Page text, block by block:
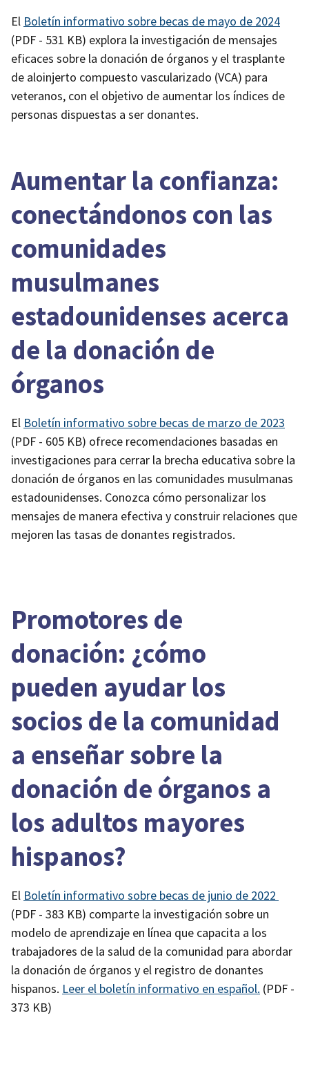
El Boletín informativo sobre becas de mayo de 2024
(PDF - 531 KB) explora la investigación de mensajes
eficaces sobre la donación de órganos y el trasplante
de aloinjerto compuesto vascularizado (VCA) para
veteranos, con el objetivo de aumentar los índices de
personas dispuestas a ser donantes.
Aumentar la confianza:
conectándonos con las
comunidades
musulmanes
estadounidenses acerca
de la donación de
órganos
El Boletín informativo sobre becas de marzo de 2023
(PDF - 605 KB) ofrece recomendaciones basadas en
investigaciones para cerrar la brecha educativa sobre la
donación de órganos en las comunidades musulmanas
estadounidenses. Conozca cómo personalizar los
mensajes de manera efectiva y construir relaciones que
mejoren las tasas de donantes registrados.
Promotores de
donación: ¿cómo
pueden ayudar los
socios de la comunidad
a enseñar sobre la
donación de órganos a
los adultos mayores
hispanos?
El Boletín informativo sobre becas de junio de 2022
(PDF - 383 KB) comparte la investigación sobre un
modelo de aprendizaje en línea que capacita a los
trabajadores de la salud de la comunidad para abordar
la donación de órganos y el registro de donantes
hispanos. Leer el boletín informativo en español. (PDF -
373 KB)